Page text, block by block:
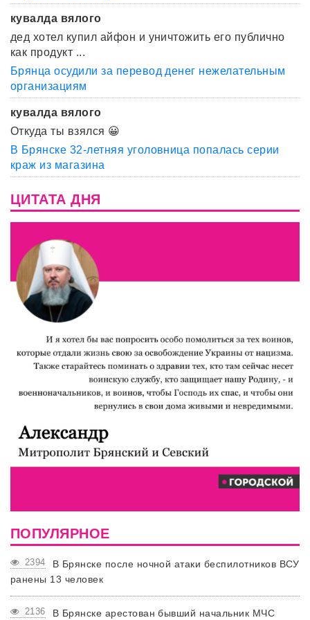
кувалда вялого
дед хотел купил айфон и уничтожить его публично
как продукт ...
Брянца осудили за перевод денег нежелательным
организациям
кувалда вялого
Откуда ты взялся 😀
В Брянске 32-летняя уголовница попалась серии
краж из магазина
ЦИТАТА ДНЯ
ПОПУЛЯРНОЕ
2394
В Брянске после ночной атаки беспилотников ВСУ
ранены 13 человек
2136 В Брянске арестован бывший начальник МЧС